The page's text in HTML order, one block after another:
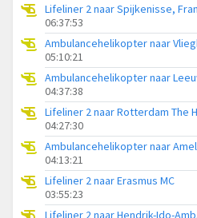
Lifeliner 2 naar Spijkenisse,
06:37:53
05:10:21
04:37:38
Lifeliner 2 naar Rotterdam The
04:27:30
04:13:21
Lifeliner 2 naar Erasmus MC
03:55:23